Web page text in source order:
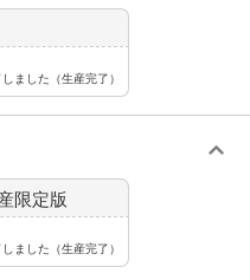
ました（生産完了）
限定版
ました（生産完了）